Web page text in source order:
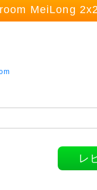
MeiLong
レ